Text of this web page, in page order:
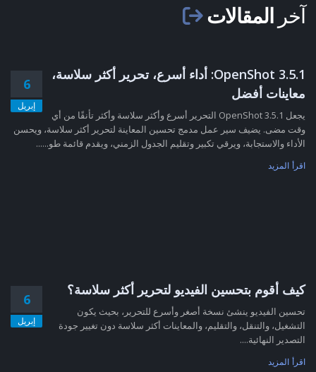
آخر المقالات
6
إبريل
OpenShot 3.5.1: أداء أسرع، تحرير أكثر سلاسة،
معاينات أفضل
يجعل OpenShot 3.5.1 التحرير أسرع وأكثر سلاسة وأكثر تأنقًا من أي
وقت مضى. يضيف سير عمل مدمج تحسين المعاينة لتحرير أكثر سلاسة، ويحسن
الأداء والاستجابة، ويرقي تكبير وتقليم الجدول الزمني، ويقدم قائمة طو......
اقرأ المزيد
6
إبريل
كيف أقوم بتحسين الفيديو لتحرير أكثر سلاسة؟
تحسين الفيديو ينشئ نسخة أصغر وأسرع للتحرير، بحيث يكون
التشغيل، والتنقل، والتقليم، والمعاينات أكثر سلاسة دون تغيير جودة
التصدير النهائية....
اقرأ المزيد